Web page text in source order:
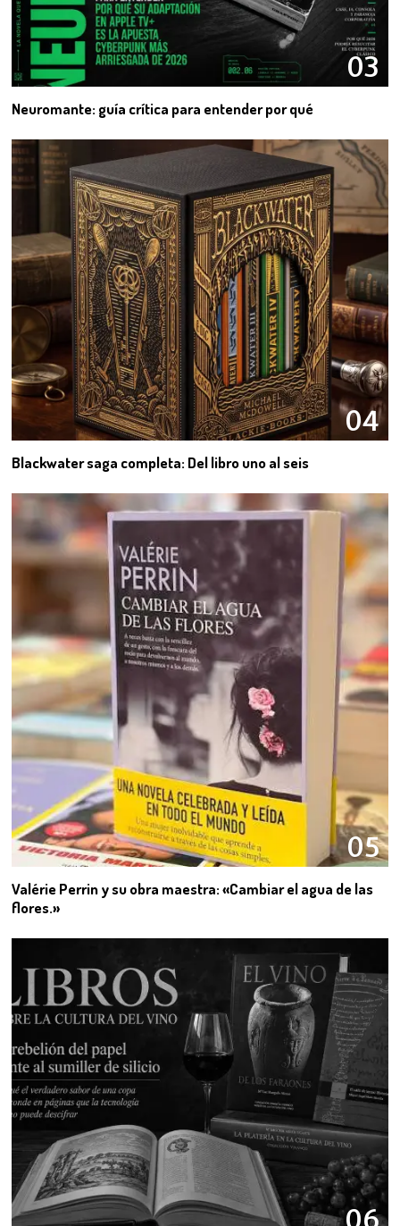
03
Neuromante: guía crítica para entender por qué
04
Blackwater saga completa: Del libro uno al seis
05
Valérie Perrin y su obra maestra: «Cambiar el agua de las
flores.»
06